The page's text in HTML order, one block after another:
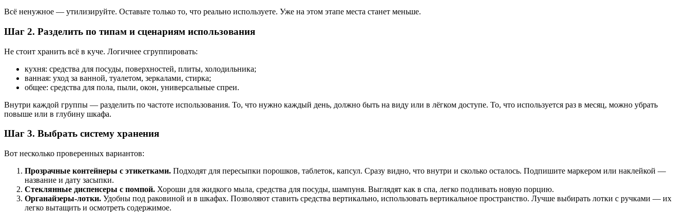
Всё ненужное — утилизируйте. Оставьте только то, что реально используете. Уже на этом этапе места станет меньше.
Шаг 2. Разделить по типам и сценариям использования
Не стоит хранить всё в куче. Логичнее сгруппировать:
кухня: средства для посуды, поверхностей, плиты, холодильника;
ванная: уход за ванной, туалетом, зеркалами, стирка;
общее: средства для пола, пыли, окон, универсальные спреи.
Внутри каждой группы — разделить по частоте использования. То, что нужно каждый день, должно быть на виду или в лёгком доступе. То, что используется раз в месяц, можно убрать
повыше или в глубину шкафа.
Шаг 3. Выбрать систему хранения
Вот несколько проверенных вариантов:
Прозрачные контейнеры с этикетками. Подходят для пересыпки порошков, таблеток, капсул. Сразу видно, что внутри и сколько осталось. Подпишите маркером или наклейкой —
название и дату засыпки.
Стеклянные диспенсеры с помпой. Хороши для жидкого мыла, средства для посуды, шампуня. Выглядят как в спа, легко подливать новую порцию.
Органайзеры-лотки. Удобны под раковиной и в шкафах. Позволяют ставить средства вертикально, использовать вертикальное пространство. Лучше выбирать лотки с ручками — их
легко вытащить и осмотреть содержимое.